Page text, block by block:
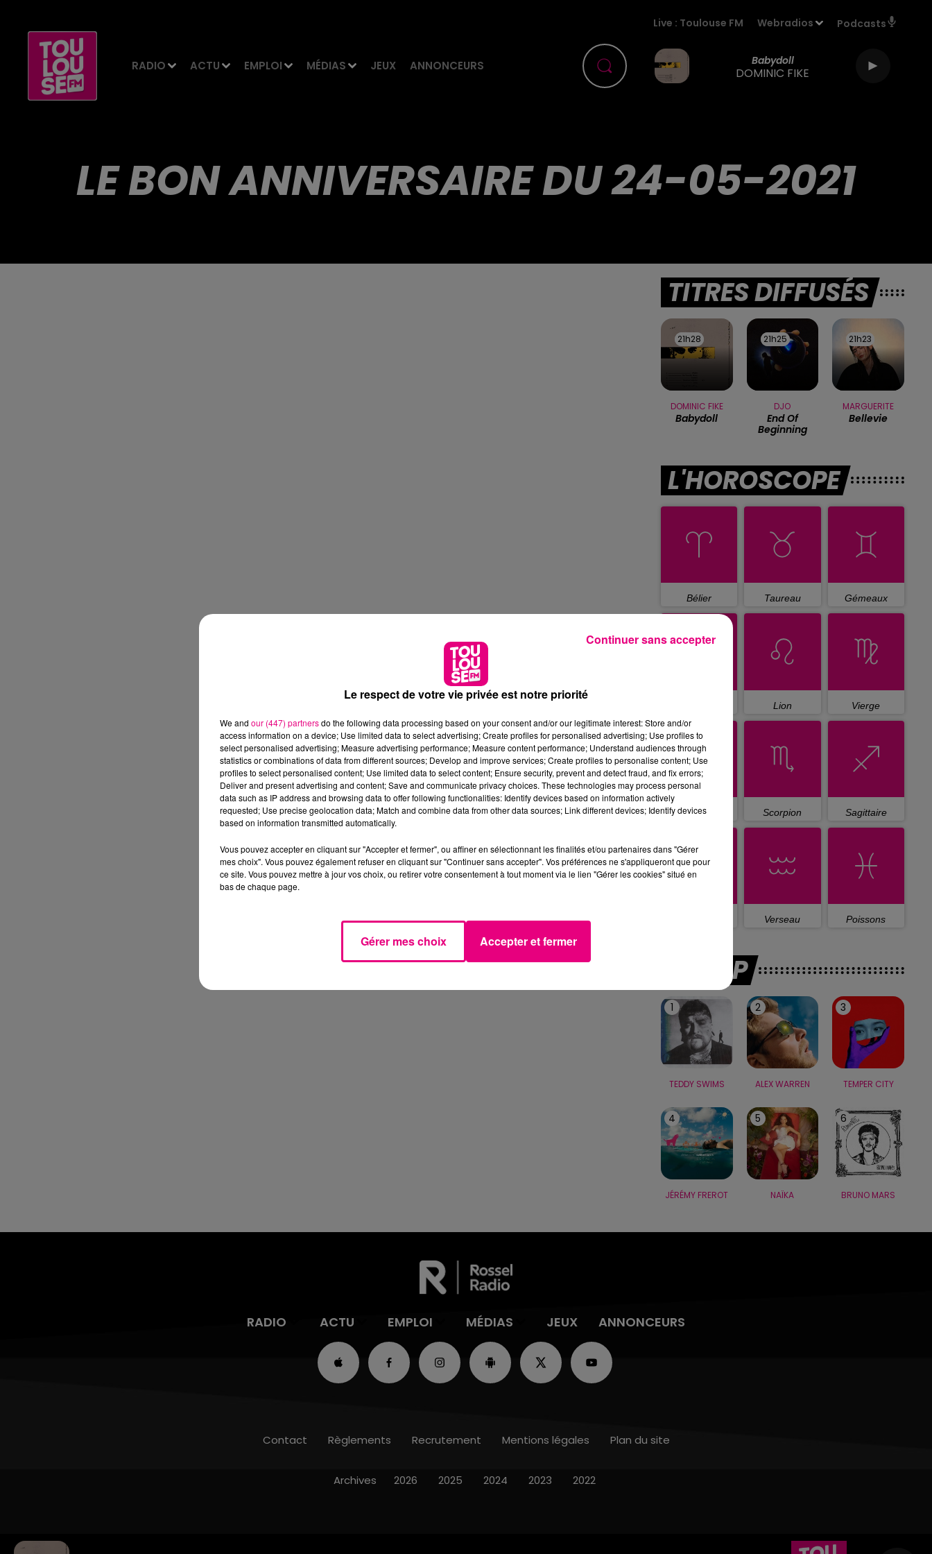
RADIO ACTU EMPLOI MÉDIAS JEUX ANNONCEURS
Live : Toulouse FM Webradios Podcasts
Babydoll
DOMINIC FIKE
LE BON ANNIVERSAIRE DU 24-05-2021
TITRES DIFFUSÉS
21h28
21h28
DOMINIC FIKE
Babydoll
21h25
21h25
DJO
End Of
Beginning
21h23
21h23
MARGUERITE
Bellevie
L'HOROSCOPE
Bélier Taureau Gémeaux
Lion Vierge
Balance Scorpion Sagittaire
Verseau Poissons
LE TOP
1
TEDDY SWIMS
2
ALEX WARREN
3
TEMPER CITY
4
JÉRÉMY FREROT
5
NAÏKA
6
BRUNO MARS
RADIO ACTU EMPLOI MÉDIAS JEUX ANNONCEURS
Contact Règlements Recrutement Mentions légales Plan du site
Archives 2026 2025 2024 2023 2022
Le respect de votre vie privée est notre priorité
We and our (447) partnersdo the following data processing based on your consent and/or our legitimate interest: Store and/or
access information on a device; Use limited data to select advertising; Create profiles for personalised advertising; Use profiles to
select personalised advertising; Measure advertising performance; Measure content performance; Understand audiences through
statistics or combinations of data from different sources; Develop and improve services; Create profiles to personalise content; Use
profiles to select personalised content; Use limited data to select content; Ensure security, prevent and detect fraud, and fix errors;
Deliver and present advertising and content; Save and communicate privacy choices. These technologies may process personal
data such as IP address and browsing data to offer following functionalities: Identify devices based on information actively
requested; Use precise geolocation data; Match and combine data from other data sources; Link different devices; Identify devices
based on information transmitted automatically.
Vous pouvez accepter en cliquant sur "Accepter et fermer", ou affiner en sélectionnant les finalités et/ou partenaires dans "Gérer
mes choix". Vous pouvez également refuser en cliquant sur "Continuer sans accepter". Vos préférences ne s'appliqueront que pour
ce site. Vous pouvez mettre à jour vos choix, ou retirer votre consentement à tout moment via le lien "Gérer les cookies" situé en
bas de chaque page.
Gérer mes choix Accepter et fermer
Continuer sans accepter